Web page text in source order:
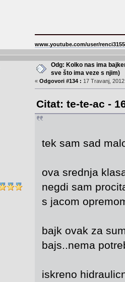
www.youtube.com/user/
Odg: Kolko nas ima
sve što ima veze s njim)
« Odgovori #134 : 17 Travanj,
Citat: te-te-ac -
tek sam sad
ova srednja
negdi sam
s jacom
bajk ovak za
bajs..nema
iskreno